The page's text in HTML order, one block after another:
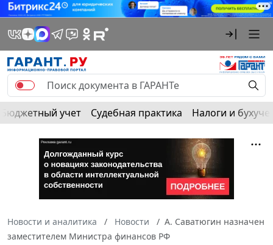
Бюджетный учет Судебная практика Налоги и
Новости и аналитика Новости
А. Саватюгин назначен
заместителем Министра финансов РФ